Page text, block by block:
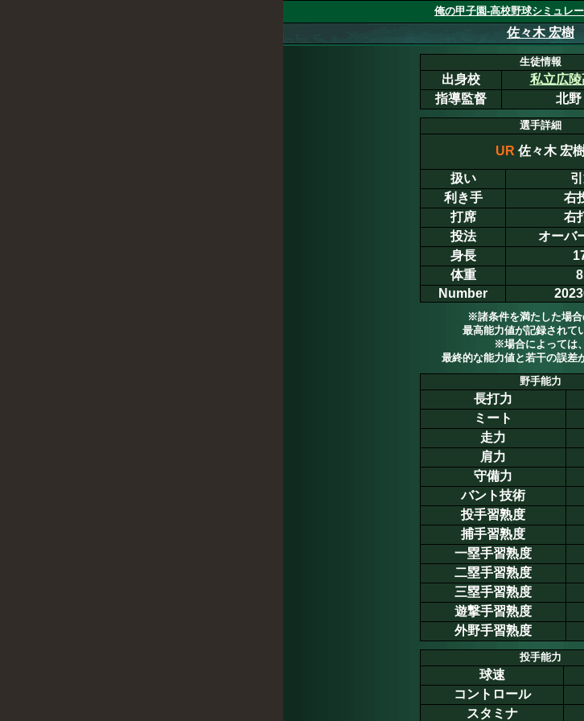
俺の甲子園-高校野球シミュレ
佐々木 宏樹
生徒情報
出身校
私立広
指導監督
北
選手詳細
UR 佐々木 宏
扱い
利き手
右
打席
右
投法
オーバ
身長
体重
Number
※諸条件を満たした場合
最高能力値が記録されて
※場合によっては、
最終的な能力値と若干の誤差
野手能力
長打力
ミート
走力
肩力
守備力
バント技術
投手習熟度
捕手習熟度
一塁手習熟度
二塁手習熟度
三塁手習熟度
遊撃手習熟度
外野手習熟度
投手能力
球速
コントロール
スタミナ